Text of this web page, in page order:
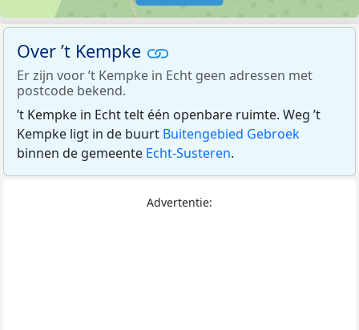
Over ’t Kempke
Er zijn voor ’t Kempke in Echt geen adressen met
postcode bekend.
’t Kempke in Echt telt één openbare ruimte. Weg ’t
Kempke ligt in de buurt Buitengebied Gebroek
binnen de gemeente Echt-Susteren.
Advertentie: